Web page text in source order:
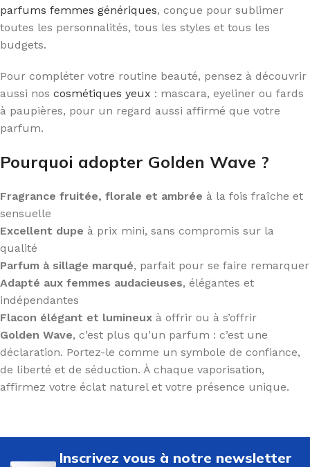
parfums femmes génériques, conçue pour sublimer
toutes les personnalités, tous les styles et tous les
budgets.
Pour compléter votre routine beauté, pensez à découvrir
aussi nos cosmétiques yeux : mascara, eyeliner ou fards
à paupières, pour un regard aussi affirmé que votre
parfum.
Pourquoi adopter Golden Wave ?
Fragrance fruitée, florale et ambrée à la fois fraîche et
sensuelle
Excellent dupe à prix mini, sans compromis sur la
qualité
Parfum à sillage marqué, parfait pour se faire remarquer
Adapté aux femmes audacieuses, élégantes et
indépendantes
Flacon élégant et lumineux à offrir ou à s’offrir
Golden Wave, c’est plus qu’un parfum : c’est une
déclaration. Portez-le comme un symbole de confiance,
de liberté et de séduction. À chaque vaporisation,
affirmez votre éclat naturel et votre présence unique.
Inscrivez vous à notre newsletter